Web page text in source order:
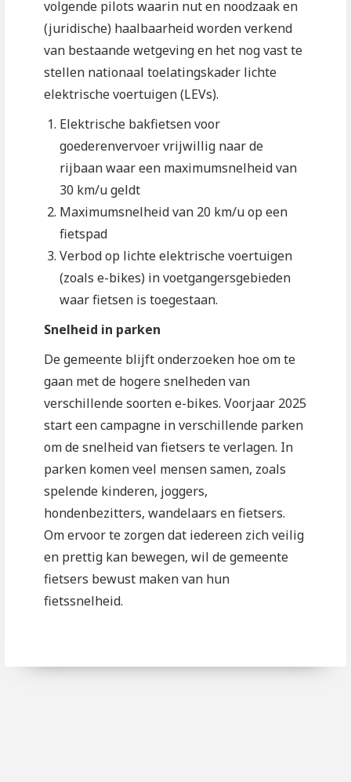
volgende pilots waarin nut en noodzaak en
(juridische) haalbaarheid worden verkend
van bestaande wetgeving en het nog vast te
stellen nationaal toelatingskader lichte
elektrische voertuigen (LEVs).
Elektrische bakfietsen voor
goederenvervoer vrijwillig naar de
rijbaan waar een maximumsnelheid van
30 km/u geldt
Maximumsnelheid van 20 km/u op een
fietspad
Verbod op lichte elektrische voertuigen
(zoals e-bikes) in voetgangersgebieden
waar fietsen is toegestaan.
Snelheid in parken
De gemeente blijft onderzoeken hoe om te
gaan met de hogere snelheden van
verschillende soorten e-bikes. Voorjaar 2025
start een campagne in verschillende parken
om de snelheid van fietsers te verlagen. In
parken komen veel mensen samen, zoals
spelende kinderen, joggers,
hondenbezitters, wandelaars en fietsers.
Om ervoor te zorgen dat iedereen zich veilig
en prettig kan bewegen, wil de gemeente
fietsers bewust maken van hun
fietssnelheid.